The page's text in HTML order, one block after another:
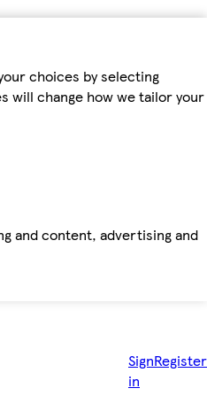
choices by selecting
will change how we tailor your
and content, advertising and
Sign
in
Register